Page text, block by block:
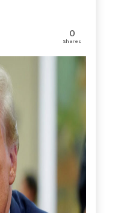
0
Shares